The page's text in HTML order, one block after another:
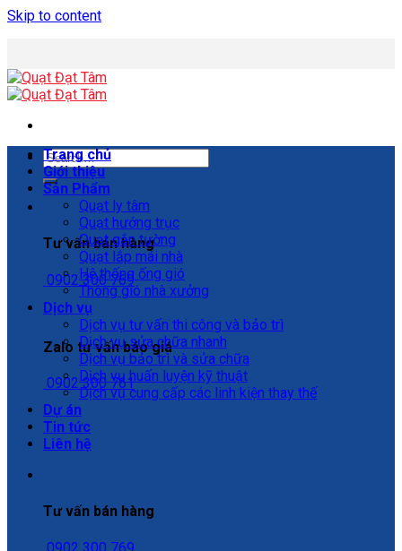
Skip to content
Tư vấn bán hàng
0902 300 769
Zalo tư vấn báo giá
0902 300 761
Trang chủ
Giới thiệu
Sản Phẩm
Quạt ly tâm
Quạt hướng trục
Quạt gắn tường
Quạt lắp mái nhà
Hệ thống ống gió
Thông gió nhà xưởng
Dịch vụ
Dịch vụ tư vấn thi công và bảo trì
Dịch vụ sửa chữa nhanh
Dịch vụ bảo trì và sửa chữa
Dịch vụ huấn luyện kỹ thuật
Dịch vụ cung cấp các linh kiện thay thế
Dự án
Tin tức
Liên hệ
Tư vấn bán hàng
0902 300 769